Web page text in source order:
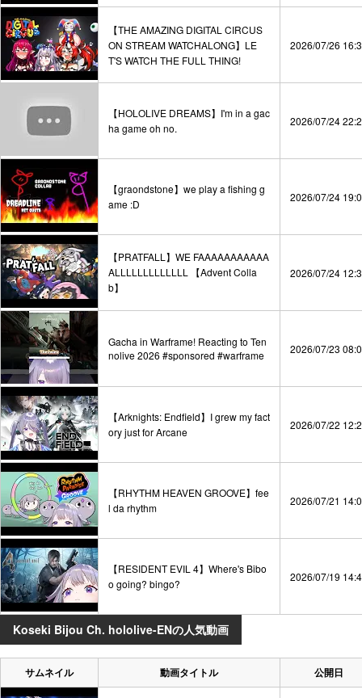
【THE AMAZING DIGITAL CIRCUS
ON STREAM WATCHALONG】LE
T'S WATCH THE FULL THING!
2026/07/26
【HOLOLIVE DREAMS】I'm in a gac
ha game oh no.
2026/07/24
【graondstone】we play a fishing g
ame :D
2026/07/24
【PRATFALL】WE FAAAAAAAAAAA
ALLLLLLLLLLLLL 【Advent Colla
b】
2026/07/24
Gacha in Warframe! Reacting to Ten
nolive 2026 #sponsored #warframe
2026/07/23
【Arknights: Endfield】I grew my fact
ory just for Arcane
2026/07/22
【RHYTHM HEAVEN GROOVE】fee
l da rhythm
2026/07/21
【RESIDENT EVIL 4】Where's Bibo
o going? bingo?
2026/07/19
Koseki Bijou Ch. hololive-ENの人気動画
サムネイル 動画タイトル 公開日